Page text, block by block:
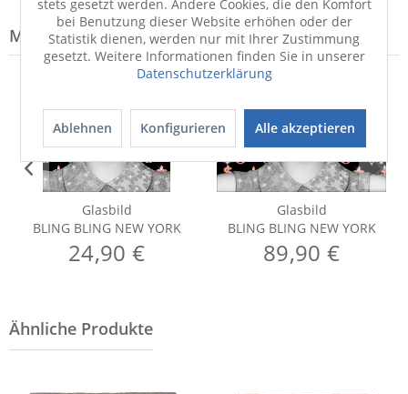
Modell-Familie: YORK
Glasbild
BLING BLING NEW YORK
24,90 €
Glasbild
BLING BLING NEW YORK
89,90 €
stets gesetzt werden. Andere Cookies, die den Komfort
bei Benutzung dieser Website erhöhen oder der
Statistik dienen, werden nur mit Ihrer Zustimmung
gesetzt. Weitere Informationen finden Sie in unserer
Datenschutzerklärung
Ablehnen Konfigurieren Alle akzeptieren